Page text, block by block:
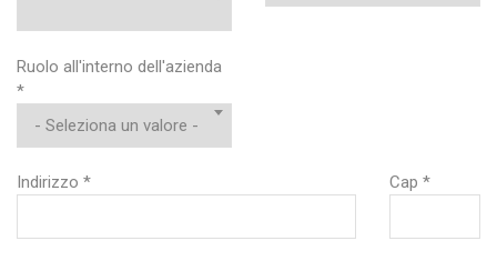
Ruolo all'interno dell'azienda
*
Indirizzo * Cap *